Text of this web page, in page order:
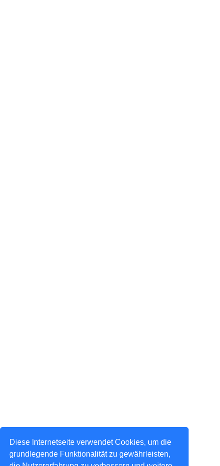
Diese Internetseite verwendet Cookies, um die
grundlegende Funktionalität zu gewährleisten,